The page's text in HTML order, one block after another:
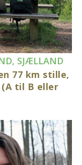
, SJÆLLAND
77 km stille,
til B eller